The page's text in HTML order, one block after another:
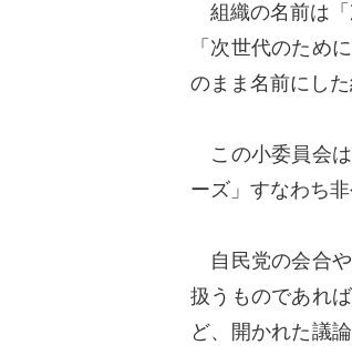
組織の名前は「
「次世代のため
のまま名前にした
この小委員会は
ーズ」すなわち
自民党の会合や
扱うものであれ
ど、開かれた議